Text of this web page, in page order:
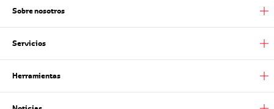
Sobre nosotros
Servicios
Herramientas